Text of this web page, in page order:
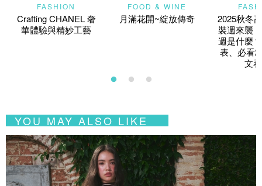
FASHION
Crafting CHANEL 奢
華體驗與精妙工藝
FOOD & WINE
月滿花開~綻放傳奇
2025秋冬
裝週來襲
週是什麼
表、必看
文
YOU MAY ALSO LIKE